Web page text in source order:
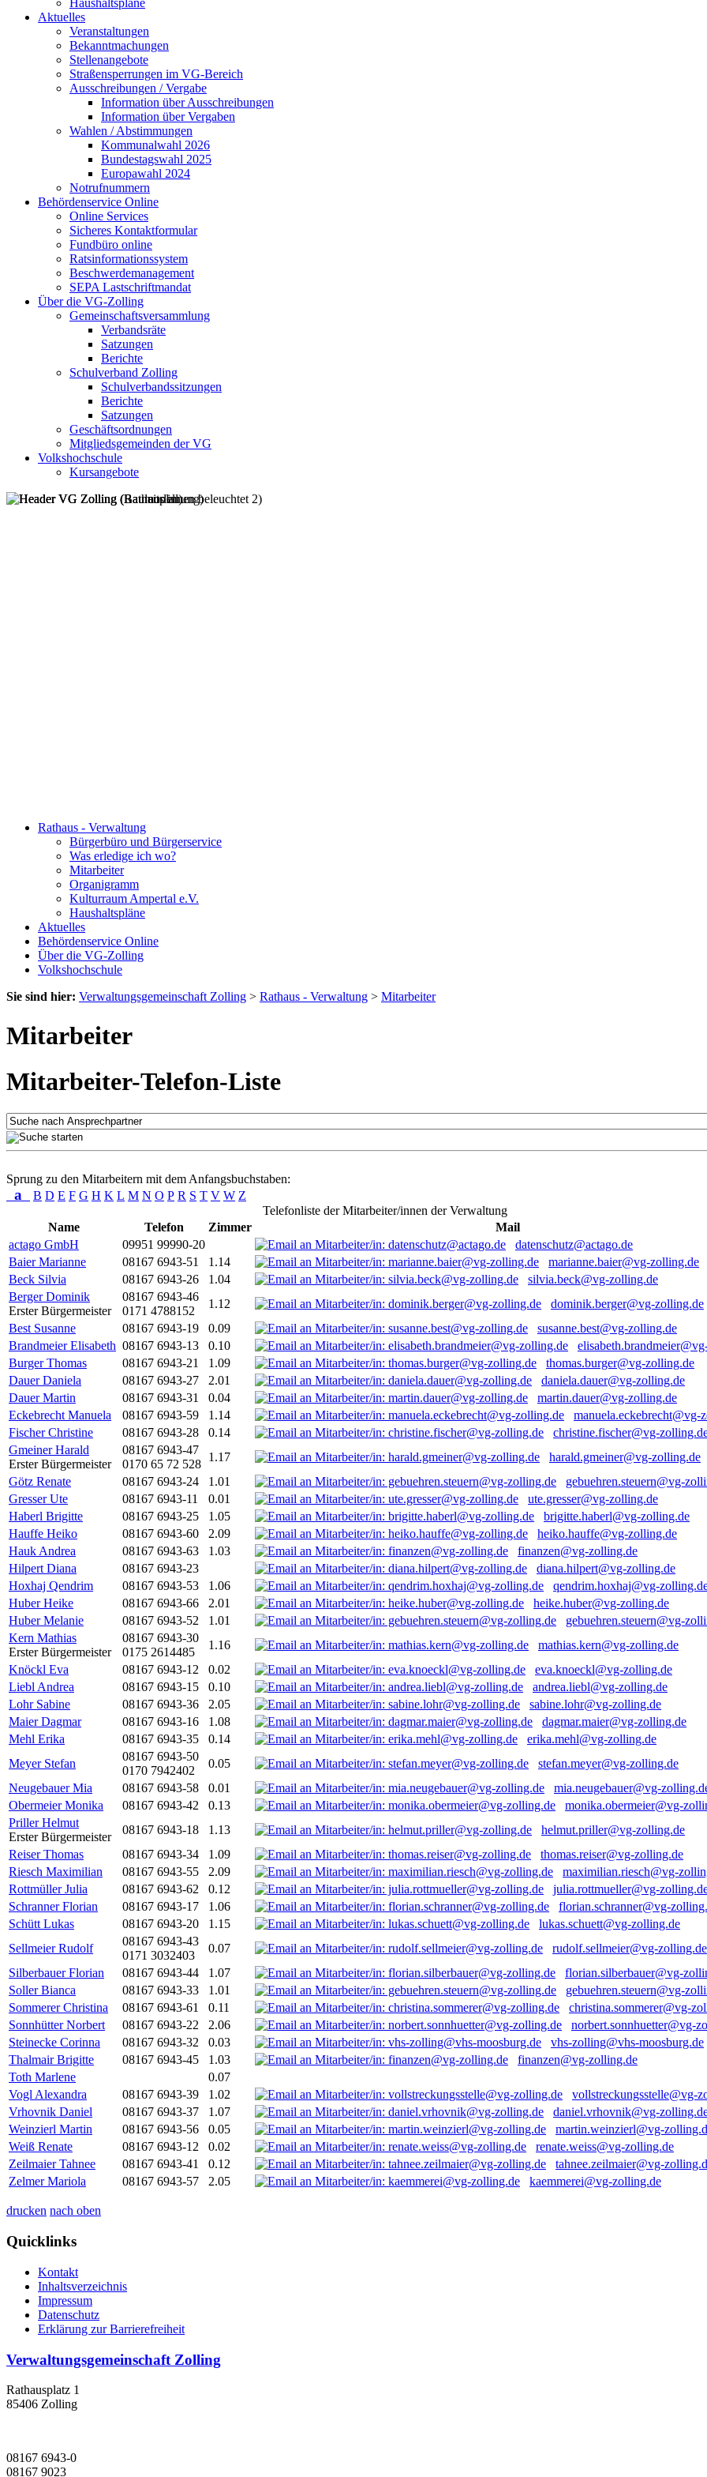
Haushaltspläne
Aktuelles
Veranstaltungen
Bekanntmachungen
Stellenangebote
Straßensperrungen im VG-Bereich
Ausschreibungen / Vergabe
Information über Ausschreibungen
Information über Vergaben
Wahlen / Abstimmungen
Kommunalwahl 2026
Bundestagswahl 2025
Europawahl 2024
Notrufnummern
Behördenservice Online
Online Services
Sicheres Kontaktformular
Fundbüro online
Ratsinformationssystem
Beschwerdemanagement
SEPA Lastschriftmandat
Über die VG-Zolling
Gemeinschaftsversammlung
Verbandsräte
Satzungen
Berichte
Schulverband Zolling
Schulverbandssitzungen
Berichte
Satzungen
Geschäftsordnungen
Mitgliedsgemeinden der VG
Volkshochschule
Kursangebote
Rathaus - Verwaltung
Bürgerbüro und Bürgerservice
Was erledige ich wo?
Mitarbeiter
Organigramm
Kulturraum Ampertal e.V.
Haushaltspläne
Aktuelles
Behördenservice Online
Über die VG-Zolling
Volkshochschule
Sie sind hier: Verwaltungsgemeinschaft Zolling > Rathaus - Verwaltung > Mitarbeiter
Mitarbeiter
Mitarbeiter-Telefon-Liste
Sprung zu den Mitarbeitern mit dem Anfangsbuchstaben:
a B D E F G H K L M N O P R S T V W Z
Telefonliste der Mitarbeiter/innen der Verwaltung
Name
Telefon Zimmer
Mail
actago GmbH
09951 99990-20
datenschutz@actago.de
Baier Marianne
08167 6943-51 1.14
marianne.baier@vg-zolling.de
Beck Silvia
08167 6943-26 1.04
silvia.beck@vg-zolling.de
Berger Dominik
Erster Bürgermeister
08167 6943-46
0171 4788152
1.12
dominik.berger@vg-zolling.de
Best Susanne
08167 6943-19 0.09
susanne.best@vg-zolling.de
Brandmeier Elisabeth 08167 6943-13 0.10
Burger Thomas
08167 6943-21 1.09
thomas.burger@vg-zolling.de
Dauer Daniela
08167 6943-27 2.01
daniela.dauer@vg-zolling.de
Dauer Martin
08167 6943-31 0.04
martin.dauer@vg-zolling.de
Eckebrecht Manuela
08167 6943-59 1.14
manuela.eckebrecht@vg-
Fischer Christine
08167 6943-28 0.14
christine.fischer@vg-
Gmeiner Harald
Erster Bürgermeister
08167 6943-47
0170 65 72 528
1.17
harald.gmeiner@vg-zolling.de
Götz Renate
08167 6943-24 1.01
gebuehren.steuern@vg-
Gresser Ute
08167 6943-11 0.01
ute.gresser@vg-zolling.de
Haberl Brigitte
08167 6943-25 1.05
brigitte.haberl@vg-zolling.de
Hauffe Heiko
08167 6943-60 2.09
heiko.hauffe@vg-zolling.de
Hauk Andrea
08167 6943-63 1.03
finanzen@vg-zolling.de
Hilpert Diana
08167 6943-23
diana.hilpert@vg-zolling.de
Hoxhaj Qendrim
08167 6943-53 1.06
qendrim.hoxhaj@vg-
Huber Heike
08167 6943-66 2.01
heike.huber@vg-zolling.de
Huber Melanie
08167 6943-52 1.01
gebuehren.steuern@vg-
Kern Mathias
Erster Bürgermeister
08167 6943-30
0175 2614485
1.16
mathias.kern@vg-zolling.de
Knöckl Eva
08167 6943-12 0.02
eva.knoeckl@vg-zolling.de
Liebl Andrea
08167 6943-15 0.10
andrea.liebl@vg-zolling.de
Lohr Sabine
08167 6943-36 2.05
sabine.lohr@vg-zolling.de
Maier Dagmar
08167 6943-16 1.08
dagmar.maier@vg-zolling.de
Mehl Erika
08167 6943-35 0.14
erika.mehl@vg-zolling.de
Meyer Stefan
08167 6943-50
0170 7942402
0.05
stefan.meyer@vg-zolling.de
Neugebauer Mia
08167 6943-58 0.01
mia.neugebauer@vg-
Obermeier Monika
08167 6943-42 0.13
monika.obermeier@vg-
Priller Helmut
Erster Bürgermeister
08167 6943-18 1.13
helmut.priller@vg-zolling.de
Reiser Thomas
08167 6943-34 1.09
thomas.reiser@vg-zolling.de
Riesch Maximilian
08167 6943-55 2.09
maximilian.riesch@vg-
Rottmüller Julia
08167 6943-62 0.12
julia.rottmueller@vg-
Schranner Florian
08167 6943-17 1.06
florian.schranner@vg-
Schütt Lukas
08167 6943-20 1.15
lukas.schuett@vg-zolling.de
Sellmeier Rudolf
08167 6943-43
0171 3032403
0.07
rudolf.sellmeier@vg-zolling.de
Silberbauer Florian
08167 6943-44 1.07
florian.silberbauer@vg-
Soller Bianca
08167 6943-33 1.01
gebuehren.steuern@vg-
Sommerer Christina
08167 6943-61 0.11
christina.sommerer@vg-
Sonnhütter Norbert
08167 6943-22 2.06
norbert.sonnhuetter@vg-
Steinecke Corinna
08167 6943-32 0.03
vhs-zolling@vhs-moosburg.de
Thalmair Brigitte
08167 6943-45 1.03
finanzen@vg-zolling.de
Toth Marlene
0.07
Vogl Alexandra
08167 6943-39 1.02
vollstreckungsstelle@vg-
Vrhovnik Daniel
08167 6943-37 1.07
daniel.vrhovnik@vg-
Weinzierl Martin
08167 6943-56 0.05
martin.weinzierl@vg-
Weiß Renate
08167 6943-12 0.02
renate.weiss@vg-zolling.de
Zeilmaier Tahnee
08167 6943-41 0.12
tahnee.zeilmaier@vg-
Zelmer Mariola
08167 6943-57 2.05 kaemmerei@vg-zolling.de
drucken nach oben
Quicklinks
Kontakt
Inhaltsverzeichnis
Impressum
Datenschutz
Erklärung zur Barrierefreiheit
Verwaltungsgemeinschaft Zolling
Rathausplatz 1
85406 Zolling
08167 6943-0
08167 9023